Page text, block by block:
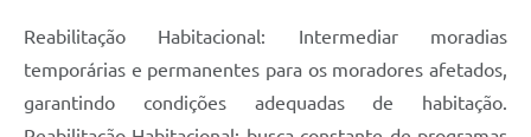
Reabilitação Habitacional: Intermediar moradias
temporárias e permanentes para os moradores afetados,
garantindo condições adequadas de habitação.